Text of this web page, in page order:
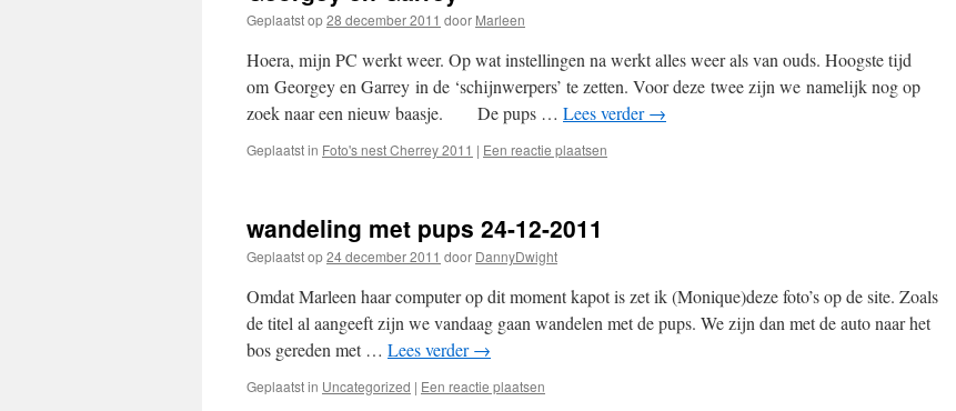
Geplaatst op28 december 2011 door Marleen
Hoera, mijn PC werkt weer. Op wat instellingen na werkt alles weer als van ouds. Hoogste tijd
om Georgey en Garrey in de ‘schijnwerpers’ te zetten. Voor deze twee zijn we namelijk nog op
zoek naar een nieuw baasje. De pups … Lees verder→
Geplaatst in Foto's nest Cherrey 2011 | Een reactie plaatsen
wandeling met pups 24-12-2011
Geplaatst op24 december 2011 door DannyDwight
Omdat Marleen haar computer op dit moment kapot is zet ik (Monique)deze foto’s op de site. Zoals
de titel al aangeeft zijn we vandaag gaan wandelen met de pups. We zijn dan met de auto naar het
bos gereden met … Lees verder→
Geplaatst in Uncategorized | Een reactie plaatsen